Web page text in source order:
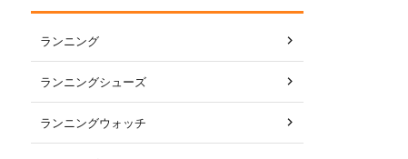
ランニング
ランニングシューズ
ランニングウォッチ